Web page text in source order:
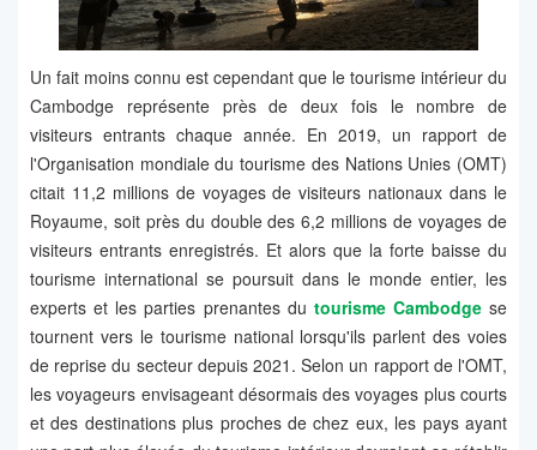
Un fait moins connu est cependant que le tourisme intérieur du
Cambodge représente près de deux fois le nombre de
visiteurs entrants chaque année. En 2019, un rapport de
l'Organisation mondiale du tourisme des Nations Unies (OMT)
citait 11,2 millions de voyages de visiteurs nationaux dans le
Royaume, soit près du double des 6,2 millions de voyages de
visiteurs entrants enregistrés. Et alors que la forte baisse du
tourisme international se poursuit dans le monde entier, les
experts et les parties prenantes du tourisme Cambodgese
tournent vers le tourisme national lorsqu'ils parlent des voies
de reprise du secteur depuis 2021. Selon un rapport de l'OMT,
les voyageurs envisageant désormais des voyages plus courts
et des destinations plus proches de chez eux, les pays ayant